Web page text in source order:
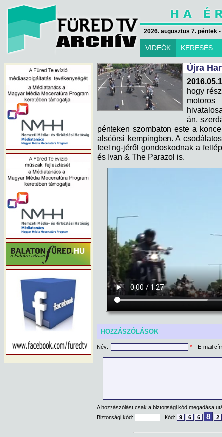
2026. augusztus 7. péntek
VIDEÓK KERESÉS
Újra
hogy
án,
pénteken szombaton este a
alsóörsi kempingben. A
feeling-jéről gondoskodnak a
és Ivan & The Parazol is.
HOZZÁSZÓLÁSOK
Név: * E-mail
A hozzászólást csak a biztonsági kód megadása
Biztonsági kód:
Kód: 9 6 6 8 2